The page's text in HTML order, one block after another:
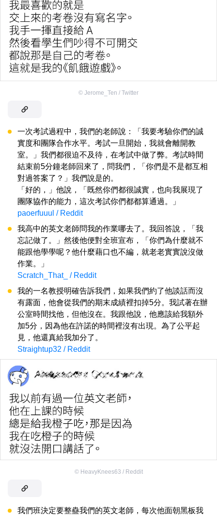
© Jerome_Ten / Twitter
一次考試過程中，我們的老師說：「我要考驗你們的誠
實度和團隊合作水平。考試一旦開始，我就會離開教
室。」我們都很迫不及待，在考試中做了弊。考試時間
結束前5分鐘老師回來了，問我們，「你們是不是都互相
對過答案了？」我們說是的。
「好的，」他說，「既然你們都很誠實，也向我展現了
團隊協作的能力，這次考試你們都都算通過。」
paoerfuuul / Reddit
我高中的英文老師問我的作業哪去了。我回答說，「我
忘記做了。」然後他便對全班宣布，「你們為什麼就不
能跟他學學呢？他什麼藉口也不編，就老老實實說沒做
作業。」
Scratch_That_ / Reddit
我的一名教授明確告訴我們，如果我們約了他談話而沒
有露面，他會從我們的期末成績裡扣掉5分。我試著在辦
公室時間找他，但他沒在。我跟他說，他應該給我額外
加5分，因為他在許諾的時間裡沒有出現。為了公平起
見，他還真給我加分了。
Straightup32 / Reddit
© HeavyKnees63 / Reddit
我們班決定要整蠱我們的英文老師，每次他面朝黑板我